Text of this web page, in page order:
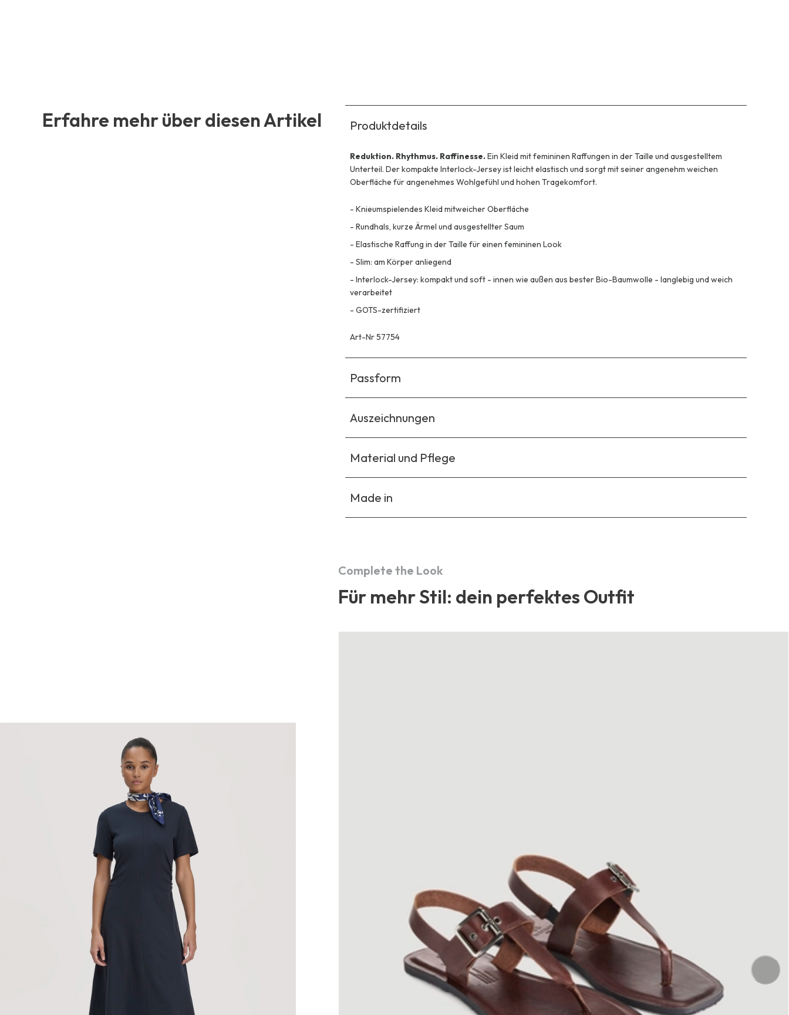
Erfahre mehr über diesen Artikel Produktdetails
Reduktion. Rhythmus. Raffinesse.Ein Kleid mit femininen Raffungen in der Taille und ausgestelltem
Unterteil. Der kompakte Interlock-Jersey ist leicht elastisch und sorgt mit seiner angenehm weichen
Oberfläche für angenehmes Wohlgefühl und hohen Tragekomfort.
- Knieumspielendes Kleid mitweicher Oberfläche
- Rundhals, kurze Ärmel und ausgestellter Saum
- Elastische Raffung in der Taille für einen femininen Look
- Slim: am Körper anliegend
- Interlock-Jersey: kompakt und soft - innen wie außen aus bester Bio-Baumwolle - langlebig und weich
verarbeitet
- GOTS-zertifiziert
Art-Nr 57754
Passform
Auszeichnungen
Material und Pflege
Made in
Complete the Look
Für mehr Stil: dein perfektes Outfit